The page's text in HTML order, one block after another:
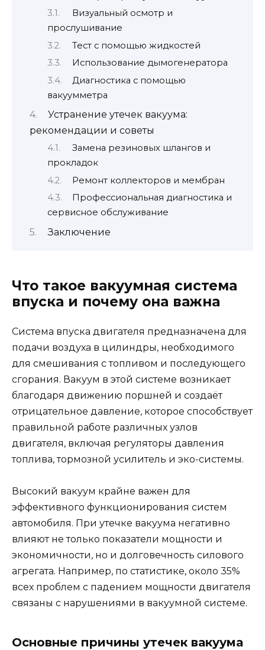
Визуальный осмотр и
прослушивание
Тест с помощью жидкостей
Использование дымогенератора
Диагностика с помощью
вакуумметра
Устранение утечек вакуума:
рекомендации и советы
Замена резиновых шлангов и
прокладок
Ремонт коллекторов и мембран
Профессиональная диагностика и
сервисное обслуживание
Заключение
Что такое вакуумная система
впуска и почему она важна
Система впуска двигателя предназначена для
подачи воздуха в цилиндры, необходимого
для смешивания с топливом и последующего
сгорания. Вакуум в этой системе возникает
благодаря движению поршней и создаёт
отрицательное давление, которое способствует
правильной работе различных узлов
двигателя, включая регуляторы давления
топлива, тормозной усилитель и эко-системы.
Высокий вакуум крайне важен для
эффективного функционирования систем
автомобиля. При утечке вакуума негативно
влияют не только показатели мощности и
экономичности, но и долговечность силового
агрегата. Например, по статистике, около 35%
всех проблем с падением мощности двигателя
связаны с нарушениями в вакуумной системе.
Основные причины утечек вакуума